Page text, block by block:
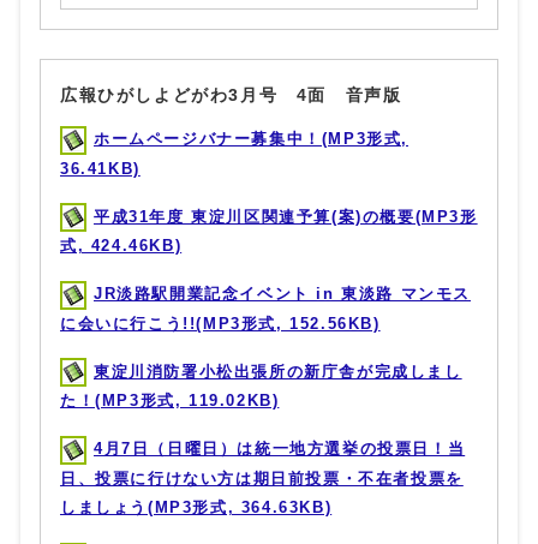
広報ひがしよどがわ3月号 4面 音声版
ホームページバナー募集中！(MP3形式,
36.41KB)
平成31年度 東淀川区関連予算(案)の概要(MP3形
式, 424.46KB)
JR淡路駅開業記念イベント in 東淡路 マンモス
に会いに行こう!!(MP3形式, 152.56KB)
東淀川消防署小松出張所の新庁舎が完成しまし
た！(MP3形式, 119.02KB)
4月7日（日曜日）は統一地方選挙の投票日！当
日、投票に行けない方は期日前投票・不在者投票を
しましょう(MP3形式, 364.63KB)